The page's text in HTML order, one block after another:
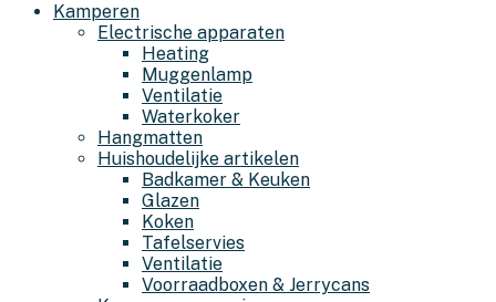
Kamperen
Electrische apparaten
Heating
Muggenlamp
Ventilatie
Waterkoker
Hangmatten
Huishoudelijke artikelen
Badkamer & Keuken
Glazen
Koken
Tafelservies
Ventilatie
Voorraadboxen & Jerrycans